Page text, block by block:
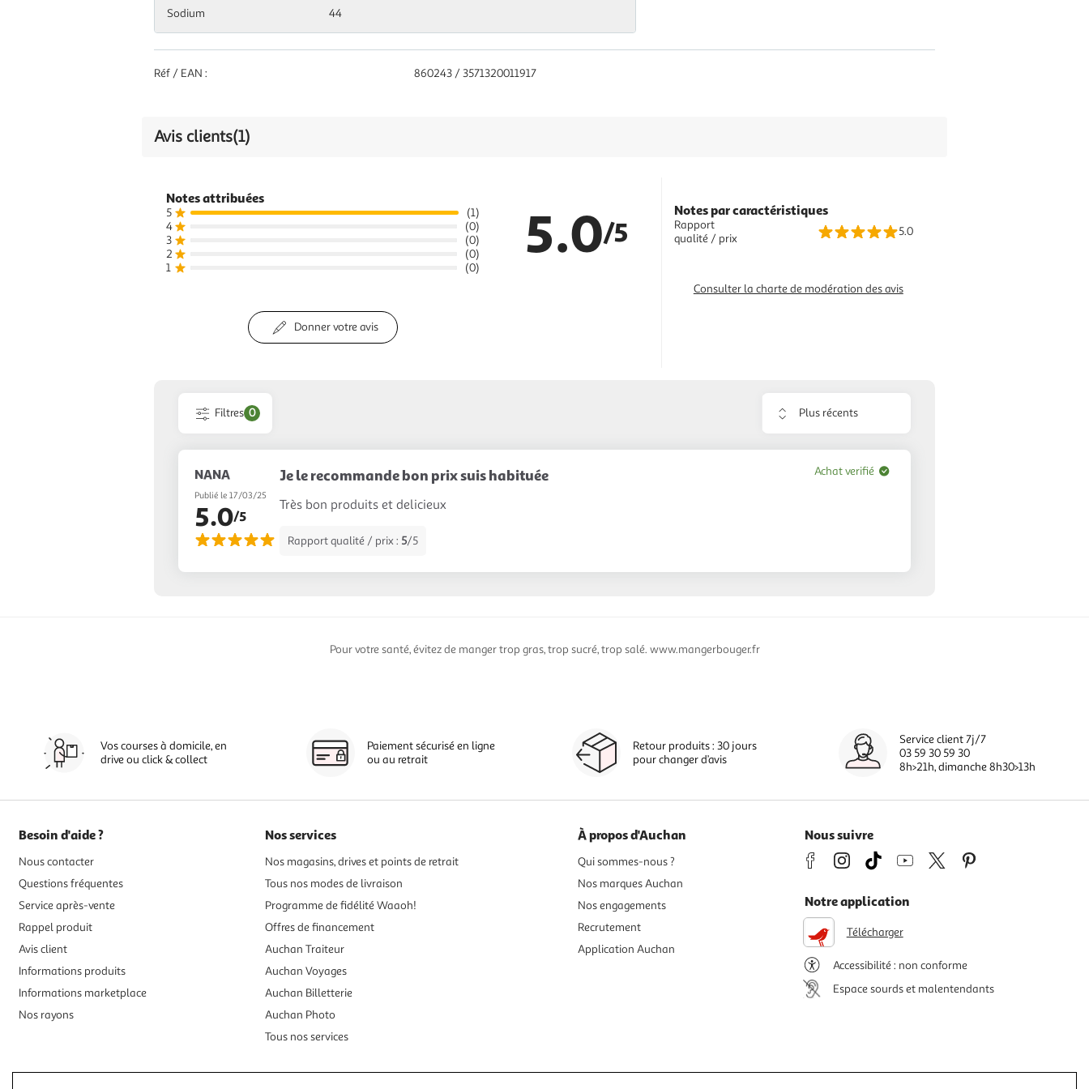
Sodium 44
Réf / EAN : 860243 / 3571320011917
Avis clients(1)
Notes attribuées
5
(1)
4
(0)
3
(0)
2
(0)
1
(0)
5.0/5
Donner votre avis
Notes par caractéristiques
Rapport
qualité / prix
5.0
Consulter la charte de modération des avis
Filtres 0
Trier
avis
NANA
Publié le 17/03/25
5.0/5
Je le recommande bon prix suis habituée
Très bon produits et delicieux
Rapport qualité / prix : 5/5
Achat verifié
Pour votre santé, évitez de manger trop gras, trop sucré, trop salé. www.mangerbouger.fr
Vos courses à domicile, en
drive ou click & collect
Paiement sécurisé en ligne
ou au retrait
Retour produits : 30 jours
pour changer d’avis
Service client 7j/7
03 59 30 59 30
8h>21h, dimanche 8h30>13h
Besoin d'aide ?
Nous contacter
Questions fréquentes
Service après-vente
Rappel produit
Avis client
Informations produits
Informations marketplace
Nos rayons
Nos services
Nos magasins, drives et points de retrait
Tous nos modes de livraison
Programme de fidélité Waaoh!
Offres de financement
Auchan Traiteur
Auchan Voyages
Auchan Billetterie
Auchan Photo
Tous nos services
À propos d'Auchan
Qui sommes-nous ?
Nos marques Auchan
Nos engagements
Recrutement
Application Auchan
Nous suivre
Notre application
Télécharger
Accessibilité : non conforme
Espace sourds et malentendants